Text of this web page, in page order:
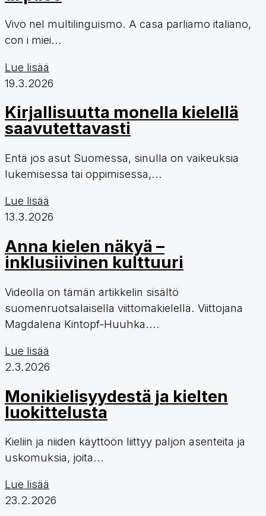
Vivo nel multilinguismo. A casa parliamo italiano,
con i miei...
Lue lisää
19.3.2026
Kirjallisuutta monella kielellä
saavutettavasti
Entä jos asut Suomessa, sinulla on vaikeuksia
lukemisessa tai oppimisessa,...
Lue lisää
13.3.2026
Anna kielen näkyä –
inklusiivinen kulttuuri
Videolla on tämän artikkelin sisältö
suomenruotsalaisella viittomakielellä. Viittojana
Magdalena Kintopf-Huuhka....
Lue lisää
2.3.2026
Monikielisyydestä ja kielten
luokittelusta
Kieliin ja niiden käyttöön liittyy paljon asenteita ja
uskomuksia, joita...
Lue lisää
23.2.2026